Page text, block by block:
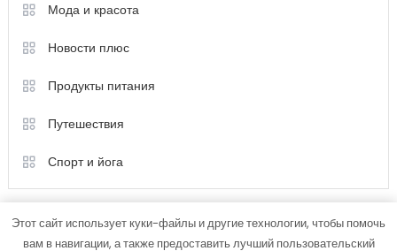
Мода и красота
Новости плюс
Продукты питания
Путешествия
Спорт и йога
Этот сайт использует куки-файлы и другие технологии, чтобы помочь
вам в навигации, а также предоставить лучший пользовательский